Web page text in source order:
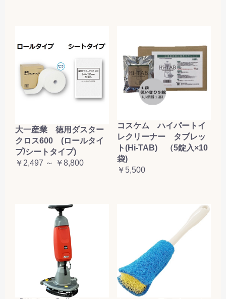
大一産業 徳用ダスター
クロス600 (ロールタイ
プ/シートタイプ)
￥2,497 ～ ￥8,800
コスケム ハイパートイ
レクリーナー タブレッ
ト(Hi-TAB) （5錠入×10
袋)
￥5,500